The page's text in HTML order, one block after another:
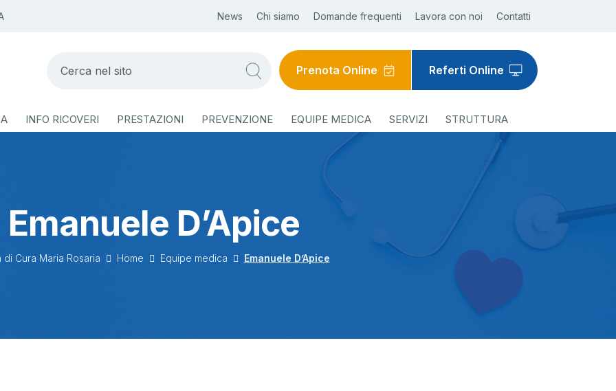
News Chi siamo Domande frequenti Lavora con noi Contatti
Prenota Online Referti Online
INFO RICOVERI PRESTAZIONI PREVENZIONE EQUIPE MEDICA SERVIZI STRUTTURA
Emanuele D’Apice
di Cura Maria Rosaria Home Equipe medica Emanuele D’Apice